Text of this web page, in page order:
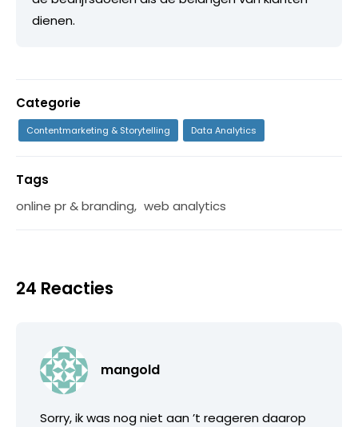
dienen.
Categorie
Contentmarketing & Storytelling Data Analytics
Tags
online pr & branding, web analytics
24 Reacties
mangold
Sorry, ik was nog niet aan ’t reageren daarop